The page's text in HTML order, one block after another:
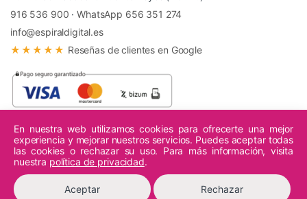
916 536 900 ·WhatsApp 656 351 274
info@espiraldigital.es
★★★★★ Reseñas de clientes en Google
© 2026 Espiral Digital - Todos los derechos reservados.
En nuestra web utilizamos cookies para ofrecerte una mejor
experiencia y mejorar nuestros servicios. Puedes aceptar todas
las cookies o rechazar su uso. Para más información, visita
nuestra política de privacidad.
Aceptar Rechazar